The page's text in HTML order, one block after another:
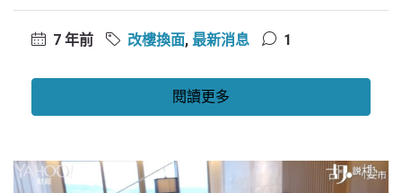
7 年前 改樓換面, 最新消息 1
閱讀更多